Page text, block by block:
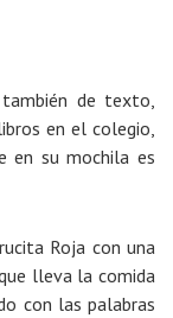
de texto,
en el colegio,
en su mochila es
Roja con una
lleva la comida
con las palabras